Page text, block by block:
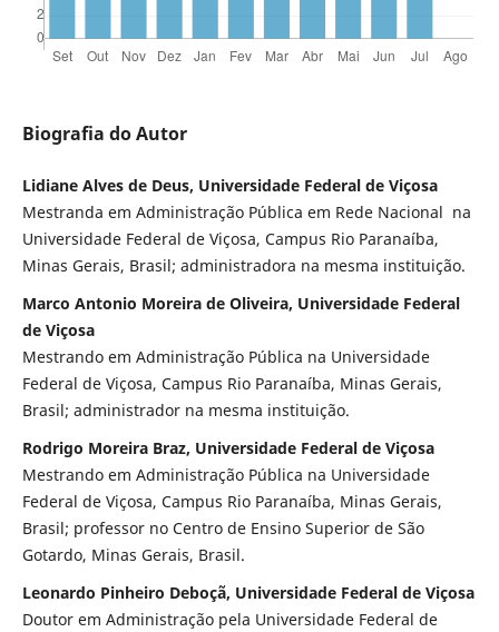
Biografia do Autor
Lidiane Alves de Deus, Universidade Federal de Viçosa
Mestranda em Administração Pública em Rede Nacional na
Universidade Federal de Viçosa, Campus Rio Paranaíba,
Minas Gerais, Brasil; administradora na mesma instituição.
Marco Antonio Moreira de Oliveira, Universidade Federal
de Viçosa
Mestrando em Administração Pública na Universidade
Federal de Viçosa, Campus Rio Paranaíba, Minas Gerais,
Brasil; administrador na mesma instituição.
Rodrigo Moreira Braz, Universidade Federal de Viçosa
Mestrando em Administração Pública na Universidade
Federal de Viçosa, Campus Rio Paranaíba, Minas Gerais,
Brasil; professor no Centro de Ensino Superior de São
Gotardo, Minas Gerais, Brasil.
Leonardo Pinheiro Deboçã, Universidade Federal de Viçosa
Doutor em Administração pela Universidade Federal de